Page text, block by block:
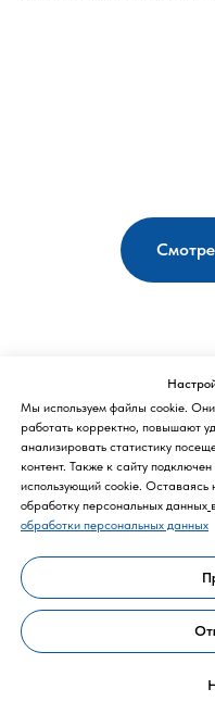
Политика
Мы используем файлы cookie.
работать корректно, повышают
анализировать статистику
контент. Также к cайту
использующий cookie. Оставаясь
обработку персональных данных
обработки персональных данных